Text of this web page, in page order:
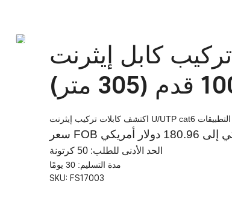
تركيب كابل إيثرنت U/UTP Cat6 بالجملة
الحد الأدنى للطلب: 50 كرتونة
مدة التسليم: 30 يومًا
SKU: FS17003